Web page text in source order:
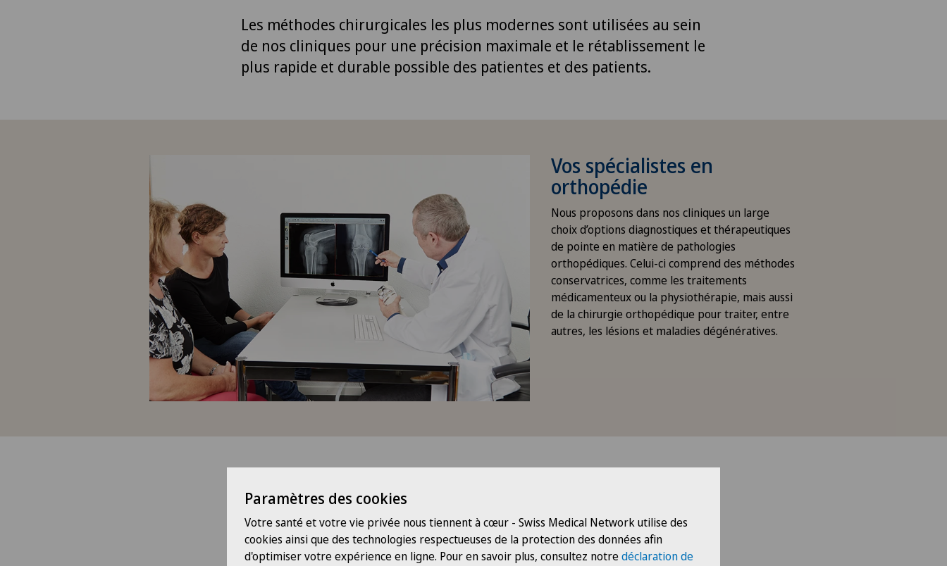
Les méthodes chirurgicales les plus modernes sont utilisées au sein
de nos cliniques pour une précision maximale et le rétablissement le
plus rapide et durable possible des patientes et des patients.
Vos spécialistes en
orthopédie
Nous proposons dans nos cliniques un large
choix d’options diagnostiques et thérapeutiques
de pointe en matière de pathologies
orthopédiques. Celui-ci comprend des méthodes
conservatrices, comme les traitements
médicamenteux ou la physiothérapie, mais aussi
de la chirurgie orthopédique pour traiter, entre
autres, les lésions et maladies dégénératives.
Chirurgie du coude Arthrose
Chirurgie du
Paramètres des cookies
Votre santé et votre vie privée nous tiennent à cœur - Swiss Medical Network utilise des
cookies ainsi que des technologies respectueuses de la protection des données afin
d'optimiser votre expérience en ligne. Pour en savoir plus, consultez notredéclaration de